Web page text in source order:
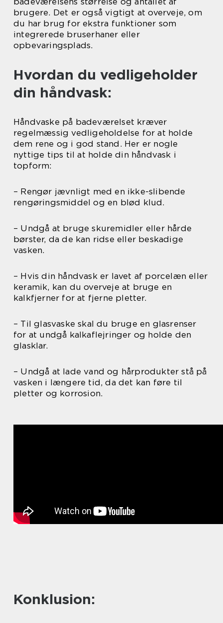
brugere. Det er også vigtigt at overveje, om
du har brug for ekstra funktioner som
integrerede bruserhaner eller
opbevaringsplads.
Hvordan du vedligeholder
din håndvask:
Håndvaske på badeværelset kræver
regelmæssig vedligeholdelse for at holde
dem rene og i god stand. Her er nogle
nyttige tips til at holde din håndvask i
topform:
– Rengør jævnligt med en ikke-slibende
rengøringsmiddel og en blød klud.
– Undgå at bruge skuremidler eller hårde
børster, da de kan ridse eller beskadige
vasken.
– Hvis din håndvask er lavet af porcelæn eller
keramik, kan du overveje at bruge en
kalkfjerner for at fjerne pletter.
– Til glasvaske skal du bruge en glasrenser
for at undgå kalkaflejringer og holde den
glasklar.
– Undgå at lade vand og hårprodukter stå på
vasken i længere tid, da det kan føre til
pletter og korrosion.
Konklusion: